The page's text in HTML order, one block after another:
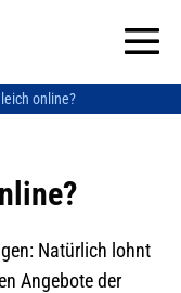
online?
Natürlich lohnt
Angebote der